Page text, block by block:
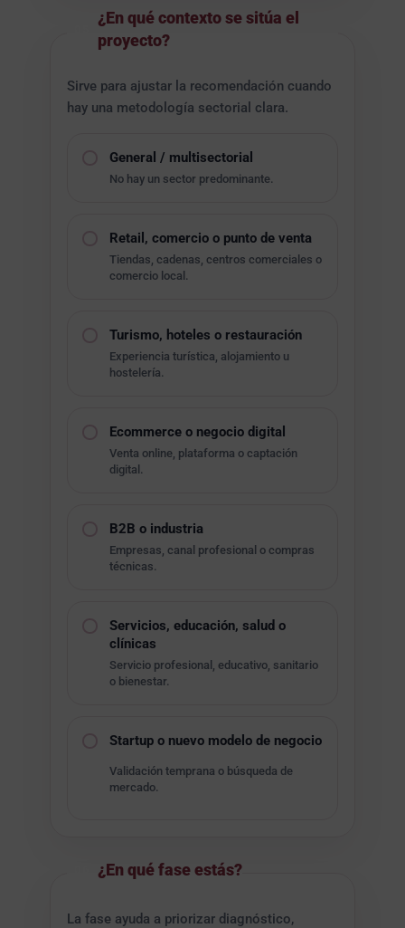
¿En qué contexto se sitúa el
proyecto?
Sirve para ajustar la recomendación cuando
hay una metodología sectorial clara.
General / multisectorial
No hay un sector predominante.
Retail, comercio o punto de venta
Tiendas, cadenas, centros comerciales o
comercio local.
Turismo, hoteles o restauración
Experiencia turística, alojamiento u
hostelería.
Ecommerce o negocio digital
Venta online, plataforma o captación
digital.
B2B o industria
Empresas, canal profesional o compras
técnicas.
Servicios, educación, salud o
clínicas
Servicio profesional, educativo, sanitario
o bienestar.
Startup o nuevo modelo de negocio
Validación temprana o búsqueda de
mercado.
¿En qué fase estás?
La fase ayuda a priorizar diagnóstico,